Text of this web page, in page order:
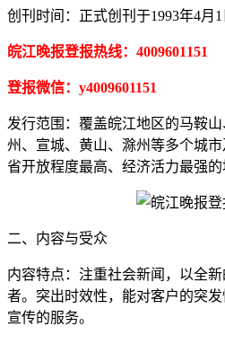
创刊时间：正式创刊于1993年4月1
皖江晚报登报热线：4009601151
登报微信：y4009601151
发行范围：覆盖皖江地区的马鞍
州、宣城、黄山、滁州等多个城
省开放程度最高、经济活力最强的
二、内容与受众
内容特点：注重社会新闻，以全
者。突出时效性，能对客户的突
宣传的服务。